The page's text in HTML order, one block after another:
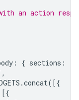
an action
: { sections :
,
.concat([{
[{